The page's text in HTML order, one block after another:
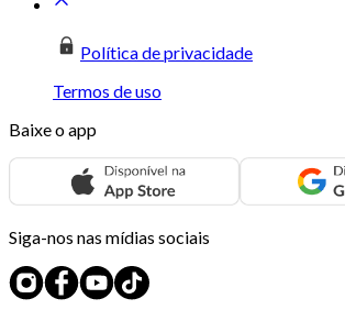
Política de privacidade
Termos de uso
Baixe o app
Siga-nos nas mídias sociais